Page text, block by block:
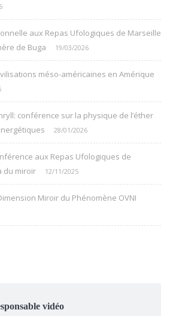
aux Repas Ufologiques de Marseille
de Buga
19/03/2026
méso-américaines en Amérique
conférence sur la physique de l’éther
28/01/2026
aux Repas Ufologiques de
du miroir
12/11/2025
Miroir du Phénomène OVNI
vidéo